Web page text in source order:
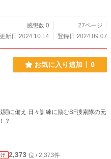
感想数 0
27ページ
新日 2024.10.14
登録日 2024.09.07
お気に入り追加 0
闘に備え 日々訓練に励むSF捜索隊の元
？
2,373 位 / 2,373件